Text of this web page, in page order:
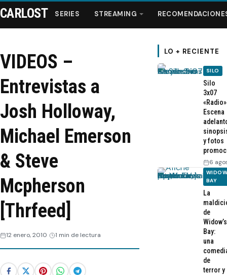
Streaming
Recomendaciones
Videos
Webisodios
CARLOST SERIES STREAMING
VIDEOS –
Entrevistas a
Josh Holloway,
Michael Emerson
& Steve
Mcpherson
[Thrfeed]
12 enero, 2010 1 min de lectura
LO + RECIENTE
SILO
Silo
3x07
Escena
y fotos
6
BAY
La
de
Widow’s
Bay:
una
de
terror y